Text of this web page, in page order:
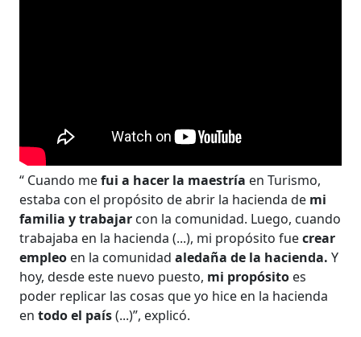
“ Cuando mefui a hacer la maestría en Turismo,
estaba con el propósito de abrir la hacienda de mi
familia y trabajar con la comunidad. Luego, cuando
trabajaba en la hacienda (...), mi propósito fuecrear
empleo en la comunidadaledaña de la hacienda. Y
hoy, desde este nuevo puesto, mi propósito es
poder replicar las cosas que yo hice en la hacienda
entodo el país(...)”, explicó.